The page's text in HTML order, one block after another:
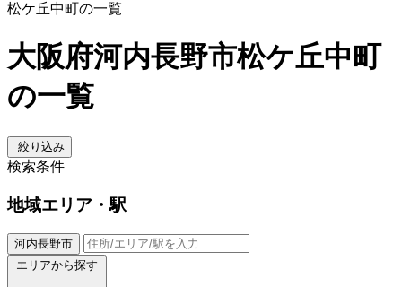
松ケ丘中町の一覧
大阪府河内長野市松ケ丘中町
の一覧
絞り込み
検索条件
地域エリア・駅
河内長野市
エリアから探す